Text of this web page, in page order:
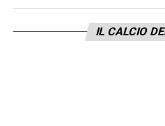
presidente Balata per
perché credo sia stato
IL CALCIO